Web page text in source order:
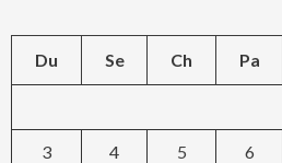
Du Se Ch Pa
3 4 5 6